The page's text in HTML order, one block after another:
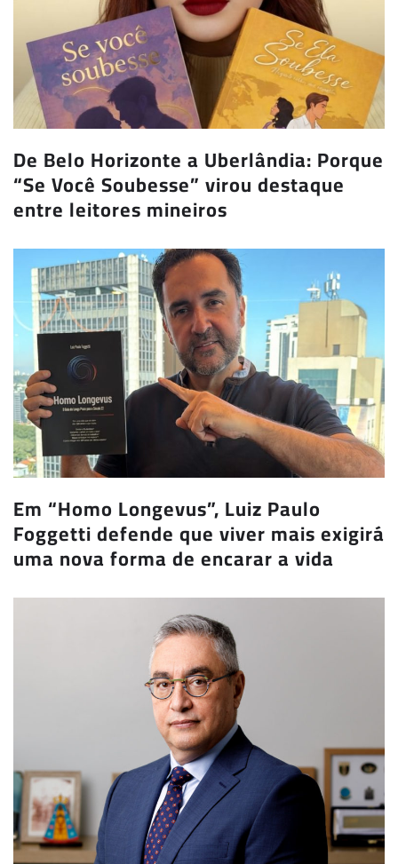
De Belo Horizonte a Uberlândia: Porque
“Se Você Soubesse” virou destaque
entre leitores mineiros
Em “Homo Longevus”, Luiz Paulo
Foggetti defende que viver mais exigirá
uma nova forma de encarar a vida